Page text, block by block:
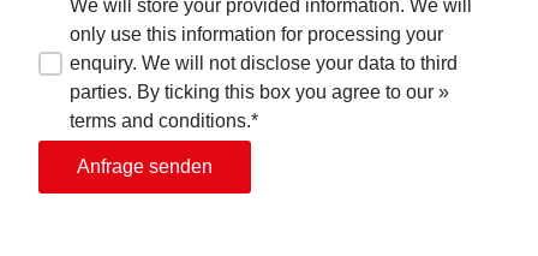
We will store your provided information. We will
only use this information for processing your
enquiry. We will not disclose your data to third
parties. By ticking this box you agree to our »
terms and conditions.*
Anfrage senden